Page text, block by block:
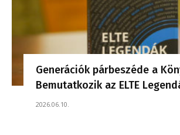
Generációk párbeszéde a
Bemutatkozik az ELTE
2026.06.10.